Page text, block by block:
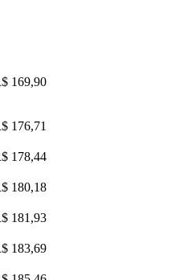
169,90
176,71
178,44
180,18
181,93
183,69